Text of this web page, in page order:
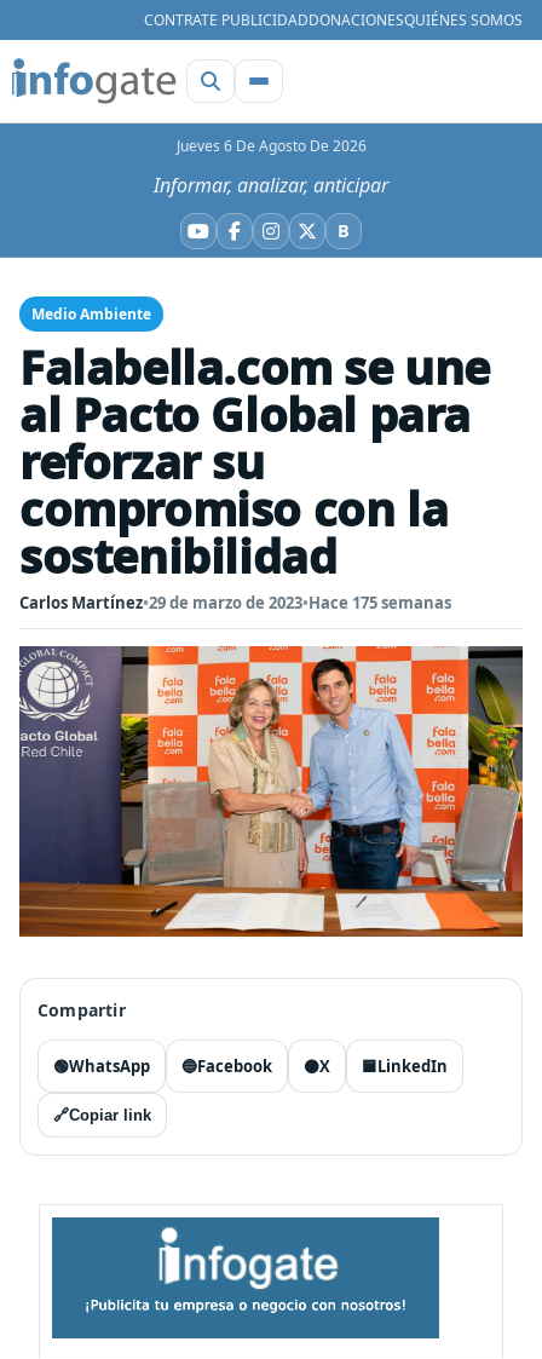
CONTRATE PUBLICIDADDONACIONESQUIÉNES SOMOS
Jueves 6 De Agosto De 2026
Informar, analizar, anticipar
YouTube
Facebook
Instagram
X BBluesky
Medio Ambiente
Falabella.com se une
al Pacto Global para
reforzar su
compromiso con la
sostenibilidad
Carlos Martínez•29 de marzo de 2023•Hace 175 semanas
Compartir
🟢WhatsApp 🔵Facebook ⚫X 🟦LinkedIn
🔗Copiar link